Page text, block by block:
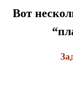
Вот